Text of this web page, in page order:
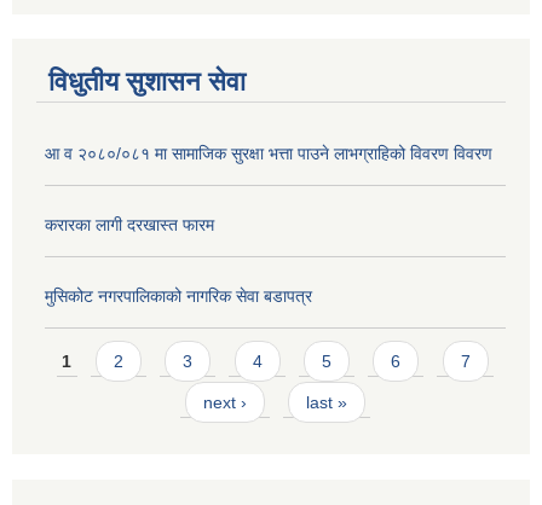
विधुतीय सुशासन सेवा
आ व २०८०/०८१ मा सामाजिक सुरक्षा भत्ता पाउने लाभग्राहिको विवरण विवरण
करारका लागी दरखास्त फारम
मुसिकोट नगरपालिकाको नागरिक सेवा बडापत्र
Pages
1 2 3 4 5 6 7
next › last »